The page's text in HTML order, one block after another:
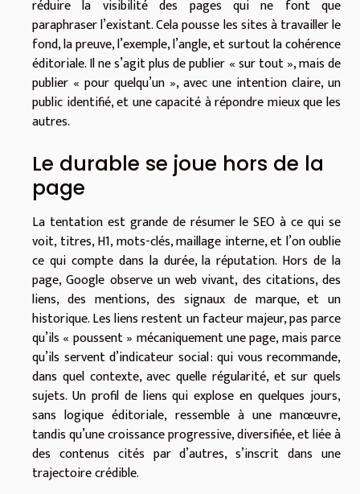
réduire la visibilité des pages qui ne font que
paraphraser l’existant. Cela pousse les sites à travailler le
fond, la preuve, l’exemple, l’angle, et surtout la cohérence
éditoriale. Il ne s’agit plus de publier « sur tout », mais de
publier « pour quelqu’un », avec une intention claire, un
public identifié, et une capacité à répondre mieux que les
autres.
Le durable se joue hors de la
page
La tentation est grande de résumer le SEO à ce qui se
voit, titres, H1, mots-clés, maillage interne, et l’on oublie
ce qui compte dans la durée, la réputation. Hors de la
page, Google observe un web vivant, des citations, des
liens, des mentions, des signaux de marque, et un
historique. Les liens restent un facteur majeur, pas parce
qu’ils « poussent » mécaniquement une page, mais parce
qu’ils servent d’indicateur social : qui vous recommande,
dans quel contexte, avec quelle régularité, et sur quels
sujets. Un profil de liens qui explose en quelques jours,
sans logique éditoriale, ressemble à une manœuvre,
tandis qu’une croissance progressive, diversifiée, et liée à
des contenus cités par d’autres, s’inscrit dans une
trajectoire crédible.